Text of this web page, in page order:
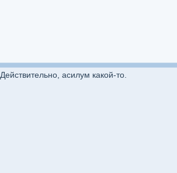
Действительно, асилум какой-то.